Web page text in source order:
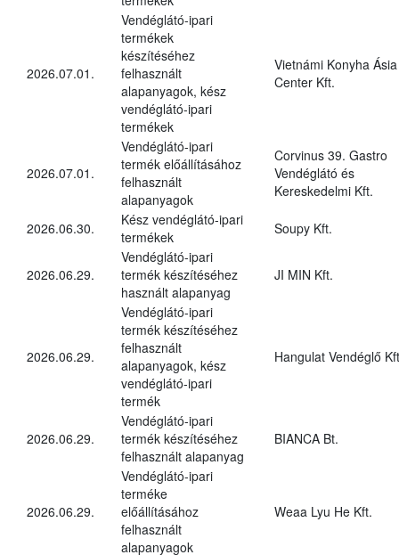
2026.07.01.
Vendéglátó-ipari
termékek
készítéséhez
felhasznált
alapanyagok, kész
vendéglátó-ipari
termékek
Vietnámi Konyha Ásia
Center Kft.
2026.07.01.
Vendéglátó-ipari
termék előállításához
felhasznált
alapanyagok
Corvinus 39. Gastro
Vendéglátó és
Kereskedelmi Kft.
2026.06.30.
Kész vendéglátó-ipari
termékek
Soupy Kft.
2026.06.29.
Vendéglátó-ipari
termék készítéséhez
használt alapanyag
JI MIN Kft.
2026.06.29.
Vendéglátó-ipari
termék készítéséhez
felhasznált
alapanyagok, kész
vendéglátó-ipari
termék
Hangulat Vendéglő
2026.06.29.
Vendéglátó-ipari
termék készítéséhez
felhasznált alapanyag
BIANCA Bt.
2026.06.29.
Vendéglátó-ipari
terméke
előállításához
felhasznált
alapanyagok
Weaa Lyu He Kft.